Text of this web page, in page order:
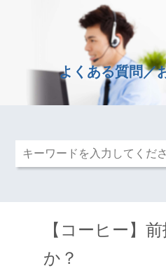
よくある質問／
【コーヒー】
か？